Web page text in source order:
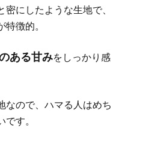
密にしたような生地で、
特徴的。
ある甘みをしっかり感
なので、ハマる人はめち
です。